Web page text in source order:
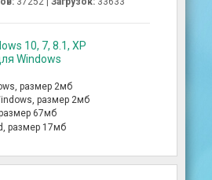
10, 7, 8.1, XP
Windows
размер 2мб
размер 2мб
67мб
размер 17мб